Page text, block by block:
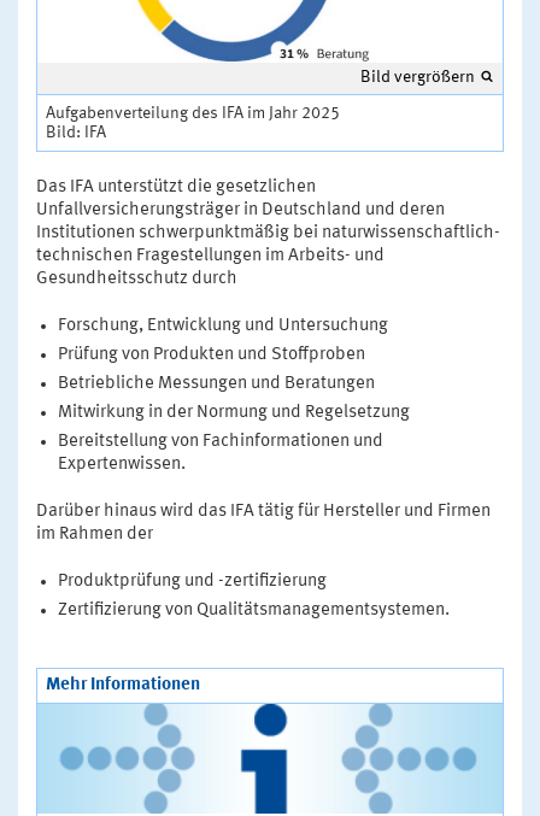
Bild vergrößern
Aufgabenverteilung des IFA im Jahr 2025
Bild: IFA
Das IFA unterstützt die gesetzlichen
Unfallversicherungsträger in Deutschland und deren
Institutionen schwerpunktmäßig bei naturwissenschaftlich-
technischen Fragestellungen im Arbeits- und
Gesundheitsschutz durch
Forschung, Entwicklung und Untersuchung
Prüfung von Produkten und Stoffproben
Betriebliche Messungen und Beratungen
Mitwirkung in der Normung und Regelsetzung
Bereitstellung von Fachinformationen und
Expertenwissen.
Darüber hinaus wird das IFA tätig für Hersteller und Firmen
im Rahmen der
Produktprüfung und -zertifizierung
Zertifizierung von Qualitätsmanagementsystemen.
Mehr Informationen